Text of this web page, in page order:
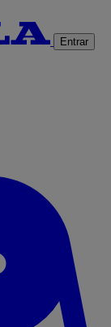
Entrar